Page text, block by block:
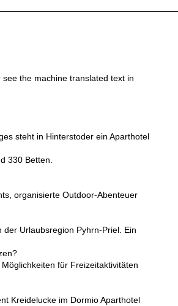
the machine translated text in
steht in Hinterstoder ein Aparthotel
330 Betten.
organisierte Outdoor-Abenteuer
Urlaubsregion Pyhrn-Priel. Ein
für Freizeitaktivitäten
Kreidelucke im Dormio Aparthotel